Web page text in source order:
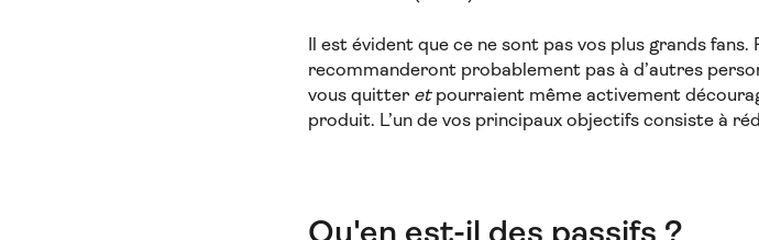
Il est évident que ce ne sont pas vos plus grands
recommanderont probablement pas à d’autres
vous quitter etpourraient même activement
produit. L’un de vos principaux objectifs consiste à